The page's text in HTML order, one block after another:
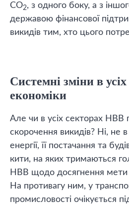
СО2, з одного боку, а з
державою фінансової
викидів тим, хто цього
Системні зміни в
економіки
Але чи в усіх секторах НВВ
скорочення викидів? Ні, не
енергії, її постачання та
кити, на яких тримаються
НВВ щодо досягнення мети
На противагу ним, у
промисловості очікується